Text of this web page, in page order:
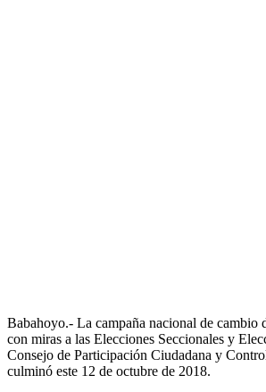
Babahoyo.- La campaña nacional de cambio
con miras a las Elecciones Seccionales y
Consejo de Participación Ciudadana y
culminó este 12 de octubre de 2018.